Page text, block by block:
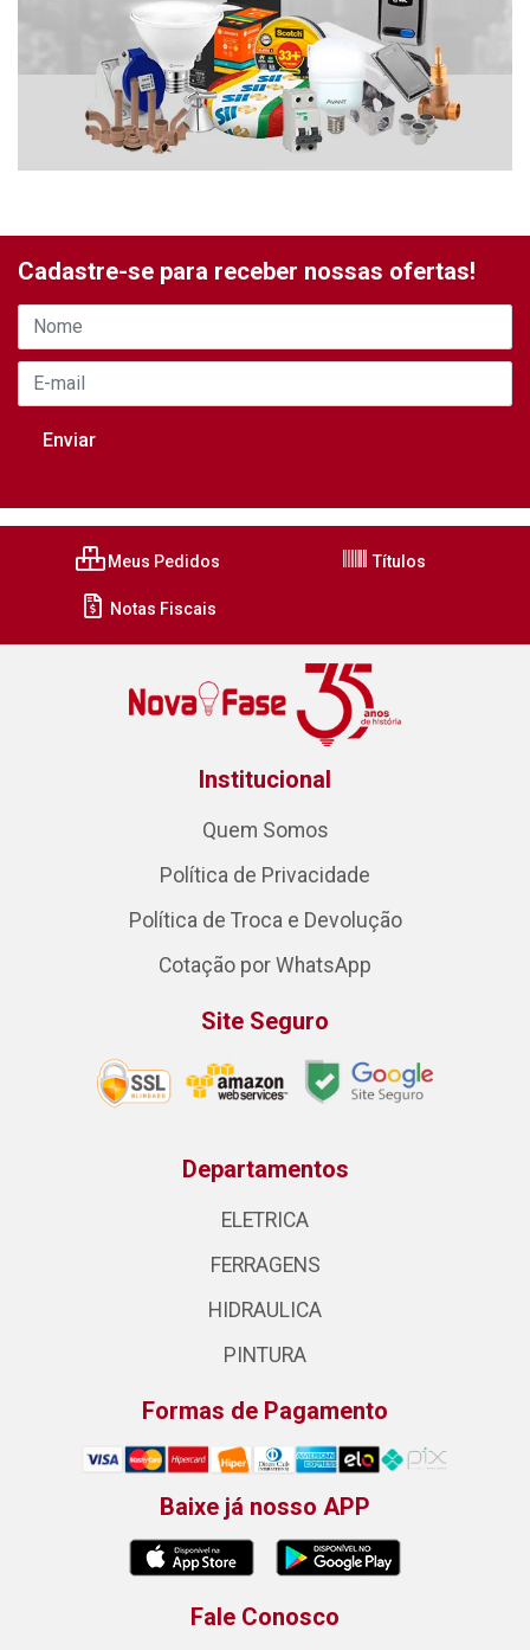
Cadastre-se para receber nossas ofertas!
Meus Pedidos Títulos
Notas Fiscais
Institucional
Quem Somos
Política de Privacidade
Política de Troca e Devolução
Cotação por WhatsApp
Site Seguro
Departamentos
ELETRICA
FERRAGENS
HIDRAULICA
PINTURA
Formas de Pagamento
Baixe já nosso APP
Fale Conosco